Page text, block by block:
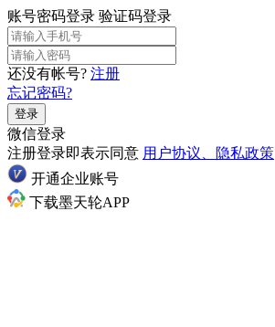
账号密码登录 验证码登录
还没有帐号? 注册
忘记密码?
登录
微信登录
注册登录即表示同意 用户协议、隐私政策
开通企业账号
下载墨天轮APP